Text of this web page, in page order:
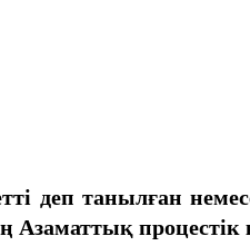
деп танылған
процестік